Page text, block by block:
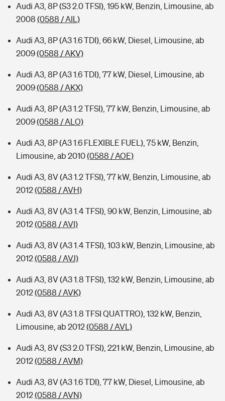
Audi A3, 8P (S3 2.0 TFSI), 195 kW, Benzin, Limousine, ab
2008 (0588 / AIL)
Audi A3, 8P (A3 1.6 TDI), 66 kW, Diesel, Limousine, ab
2009(0588 / AKV)
Audi A3, 8P (A3 1.6 TDI), 77 kW, Diesel, Limousine, ab
2009(0588 / AKX)
Audi A3, 8P (A3 1.2 TFSI), 77 kW, Benzin, Limousine, ab
2009(0588 / ALO)
Audi A3, 8P (A3 1.6 FLEXIBLE FUEL), 75 kW, Benzin,
Limousine, ab 2010(0588 / AOE)
Audi A3, 8V (A3 1.2 TFSI), 77 kW, Benzin, Limousine, ab
2012(0588 / AVH)
Audi A3, 8V (A3 1.4 TFSI), 90 kW, Benzin, Limousine, ab
2012(0588 / AVI)
Audi A3, 8V (A3 1.4 TFSI), 103 kW, Benzin, Limousine, ab
2012(0588 / AVJ)
Audi A3, 8V (A3 1.8 TFSI), 132 kW, Benzin, Limousine, ab
2012(0588 / AVK)
Audi A3, 8V (A3 1.8 TFSI QUATTRO), 132 kW, Benzin,
Limousine, ab 2012(0588 / AVL)
Audi A3, 8V (S3 2.0 TFSI), 221 kW, Benzin, Limousine, ab
2012(0588 / AVM)
Audi A3, 8V (A3 1.6 TDI), 77 kW, Diesel, Limousine, ab
2012(0588 / AVN)